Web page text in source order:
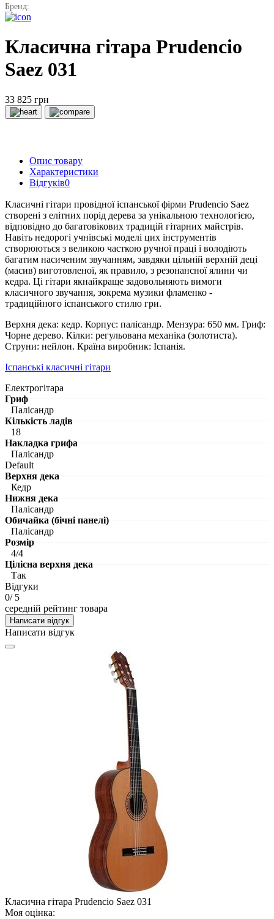
Бренд:
Класична гітара Prudencio
Saez 031
33 825 грн
Опис товару
Характеристики
Відгуків0
Класичні гітари провідної іспанської фірми Prudencio Saez
створені з елітних порід дерева за унікальною технологією,
відповідно до багатовікових традицій гітарних майстрів.
Навіть недорогі учнівські моделі цих інструментів
створюються з великою часткою ручної праці і володіють
багатим насиченим звучанням, завдяки цільній верхній деці
(масив) виготовленої, як правило, з резонансної ялини чи
кедра. Ці гітари якнайкраще задовольняють вимоги
класичного звучання, зокрема музики фламенко -
традиційного іспанського стилю гри.
Верхня дека: кедр. Корпус: палісандр. Мензура: 650 мм. Гриф:
Чорне дерево. Кілки: регульована механіка (золотиста).
Струни: нейлон. Країна виробник: Іспанія.
Іспанські класичні гітари
Електрогітара
Гриф
Палісандр
Кількість ладів
18
Накладка грифа
Палісандр
Default
Верхня дека
Кедр
Нижня дека
Палісандр
Обичайка (бічні панелі)
Палісандр
Розмір
4/4
Цілісна верхня дека
Так
Відгуки
0/ 5
середній рейтинг товара
Написати відгук
Написати відгук
Класична гітара Prudencio Saez 031
Моя оцінка: